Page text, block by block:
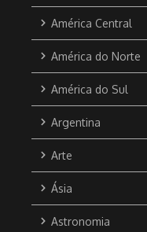
América Central
América do Norte
América do Sul
Argentina
Arte
Ásia
Astronomia